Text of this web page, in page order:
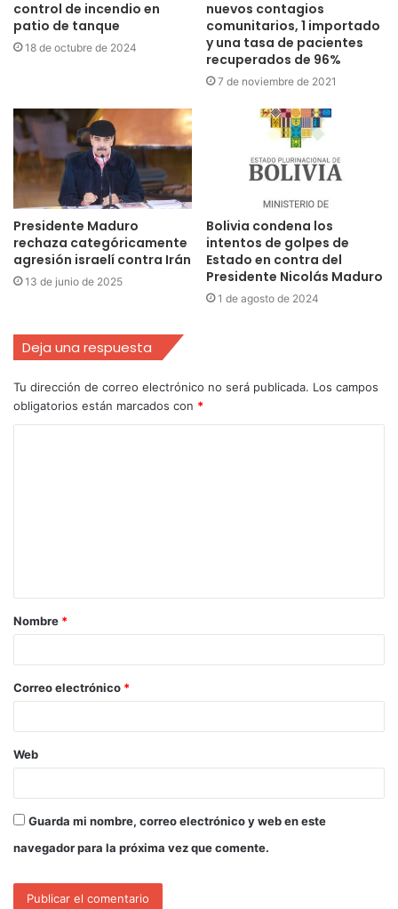
control de incendio en
patio de tanque
18 de octubre de 2024
nuevos contagios
comunitarios, 1 importado
y una tasa de pacientes
recuperados de 96%
7 de noviembre de 2021
Presidente Maduro
rechaza categóricamente
agresión israelí contra Irán
13 de junio de 2025
Bolivia condena los
intentos de golpes de
Estado en contra del
Presidente Nicolás Maduro
1 de agosto de 2024
Deja una respuesta
Tu dirección de correo electrónico no será publicada. Los campos
obligatorios están marcados con *
Nombre *
Correo electrónico *
Web
Guarda mi nombre, correo electrónico y web en este
navegador para la próxima vez que comente.